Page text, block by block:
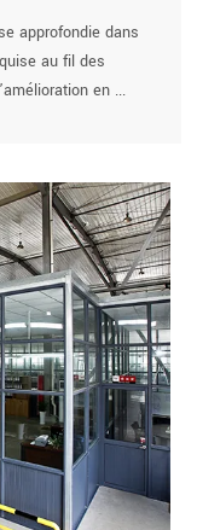
approfondie dans
au fil des
en ...